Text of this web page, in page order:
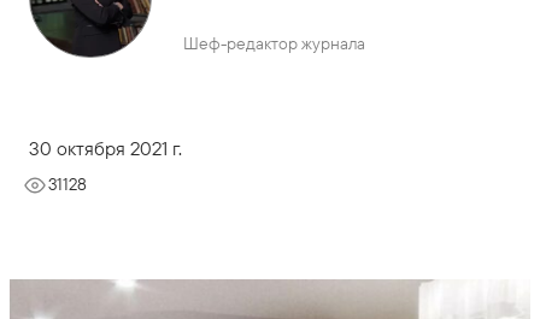
Шеф-редактор журнала
30 октября 2021 г.
31128